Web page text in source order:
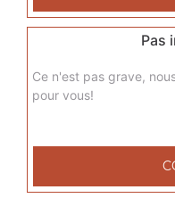
Pas
Ce n'est pas grave,
pour vous!